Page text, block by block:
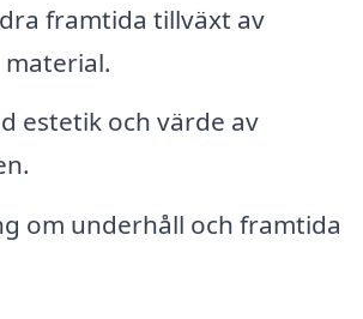
framtida tillväxt av
estetik och värde av
om underhåll och framtida